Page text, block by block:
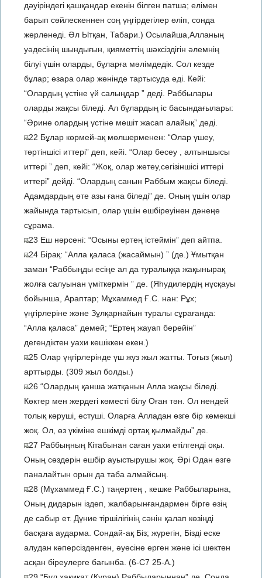
дәуіріндегі қашқандар екенін білген патша; елімен
барып сөйлескеннен соң үңгірдегілер өліп, сонда
жерленеді. Әл Ытқан, Табари.) Осылайша,Алланың
уәдесінің шындығын, қияметтің шәксіздігін әлемнің
білуі үшін оларды, бұларға мәлімдедік. Сол кезде
бұлар; өзара олар жөнінде тартысуда еді. Кейі:
“Олардың үстіне үй салыңдар ” деді. Раббылары
оларды жақсы біледі. Ал бұлардың іс басындағылары:
“Әрине олардың үстіне мешіт жасап алайық” деді.
22 Бұлар көрмей-ақ мөлшерменен: “Олар үшеу,
төртіншісі иттері” деп, кейі. “Олар бесеу , алтыншысы
иттері ” деп, кейі: “Жоқ, олар жетеу,сегізіншісі иттері
иттері” дейді. “Олардың санын Раббым жақсы біледі.
Адамдардың өте азы ғана біледі” де. Оның үшін олар
жайында тартысып, олар үшін ешбіреуінен дәнеңе
сұрама.
23 Еш нәрсені: “Осыны ертең істеймін” деп айтпа.
24 Бірақ: “Алла қаласа (жасаймын) ” (де.) Ұмытқан
заман “Раббыңды есіңе ал да туралыққа жақынырақ
жолға салуынан үміткермін ” де. (Яһудилердің нұсқауы
бойынша, Араптар; Мұхаммед Ғ.С. нан: Рұх;
үңгірлеріне және Зұлқарнайын туралы сұрағанда:
“Алла қаласа” демей; “Ертең жауап берейін”
дегендіктен уахи кешіккен екен.)
25 Олар үңгірлерінде үш жүз жыл жатты. Тоғыз (жыл)
арттырды. (309 жыл болды.)
26 “Олардың қанша жатқанын Алла жақсы біледі.
Көктер мен жердегі көместі білу Оған тән. Ол нендей
толық көруші, естуші. Оларға Алладан өзге бір көмекші
жоқ. Ол, өз үкіміне ешкімді ортақ қылмайды” де.
27 Раббыңның Кітабынан саған уахи етілгенді оқы.
Оның сөздерін ешбір ауыстырушы жоқ. Әрі Одан өзге
паналайтын орын да таба алмайсың.
28 (Мұхаммед Ғ.С.) таңертең , кешке Раббыларына,
Оның дидарын іздеп, жалбарынғандармен бірге өзің
де сабыр ет. Дүние тіршілігінің сәнін қалап көзіңді
басқаға аударма. Сондай-ақ Біз; жүрегін, Бізді еске
алудан кәперсізденген, әуесіне ерген және ісі шектен
асқан біреулерге бағынба. (6-C7 25-А.)